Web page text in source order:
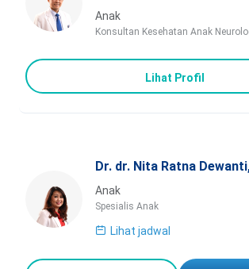
Anak
Konsultan Kesehatan Anak
Lihat Profil
Dr. dr. Nita Ratna
Anak
Spesialis Anak
Lihat jadwal